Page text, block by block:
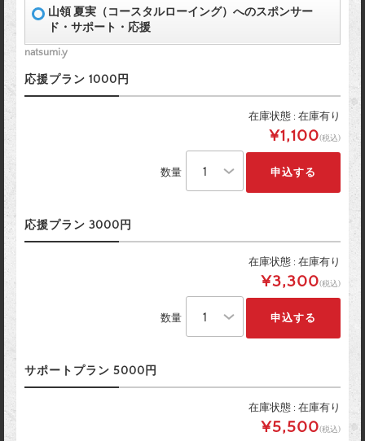
山領 夏実（コースタルローイング）へのスポンサー
ド・サポート・応援
natsumi.y
応援プラン 1000円
在庫状態 : 在庫有り
¥1,100(税込)
数量
応援プラン 3000円
在庫状態 : 在庫有り
¥3,300(税込)
数量
サポートプラン 5000円
在庫状態 : 在庫有り
¥5,500(税込)